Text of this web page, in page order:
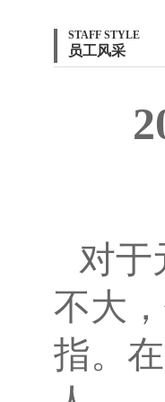
STAFF STYLE
员工风采
对于
不大
指。